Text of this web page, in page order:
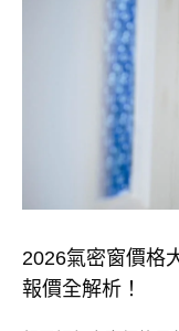
2026氣密窗價格
報價全解析！